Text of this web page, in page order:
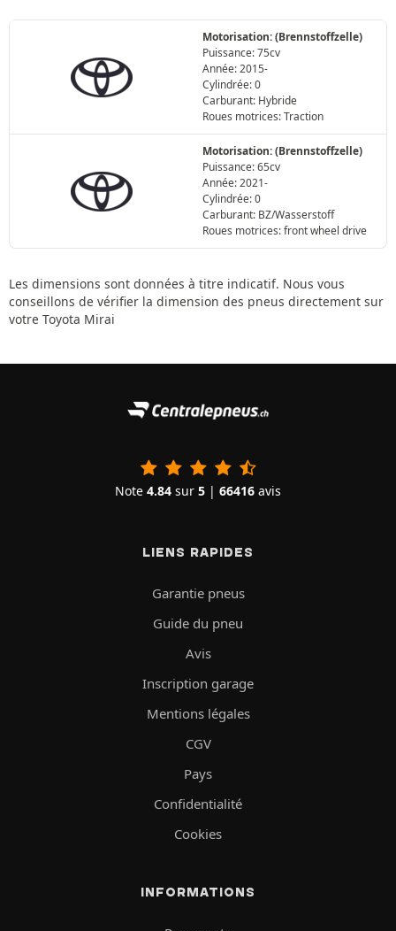
Motorisation: (Brennstoffzelle)
Puissance: 75cv
Année: 2015-
Cylindrée: 0
Carburant: Hybride
Roues motrices: Traction
Motorisation: (Brennstoffzelle)
Puissance: 65cv
Année: 2021-
Cylindrée: 0
Carburant: BZ/Wasserstoff
Roues motrices: front wheel drive
Les dimensions sont données à titre indicatif. Nous vous
conseillons de vérifier la dimension des pneus directement sur
votre Toyota Mirai
Note 4.84 sur 5 | 66416 avis
LIENS RAPIDES
Garantie pneus
Guide du pneu
Avis
Inscription garage
Mentions légales
CGV
Pays
Confidentialité
Cookies
INFORMATIONS